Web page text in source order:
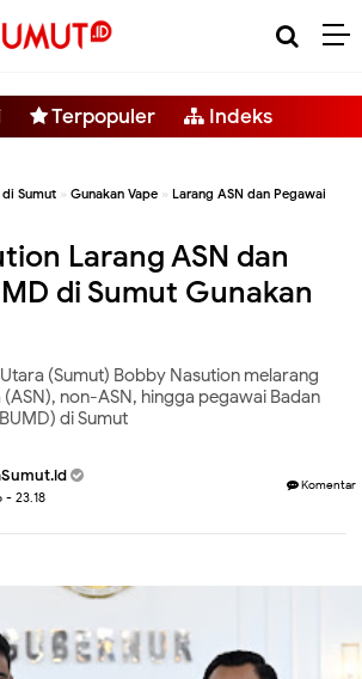
Terpopuler Indeks
di Sumut » Gunakan Vape » Larang ASN dan Pegawai
Larang ASN dan
di Sumut Gunakan
(Sumut) Bobby Nasution melarang
non-ASN, hingga pegawai Badan
di Sumut
- 23.18
Komentar